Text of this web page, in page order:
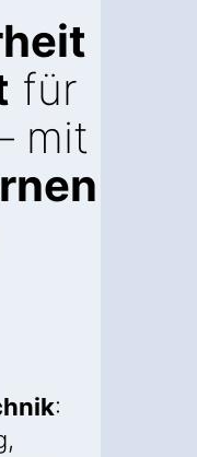
für
mit
: